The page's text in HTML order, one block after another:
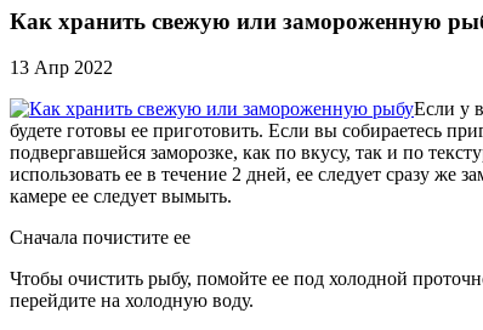
Как хранить свежую или замороженную
13 Апр 2022
Если у
будете готовы ее приготовить. Если вы собираетесь
подвергавшейся заморозке, как по вкусу, так и по
использовать ее в течение 2 дней, ее следует сразу
камере ее следует вымыть.
Сначала почистите ее
Чтобы очистить рыбу, помойте ее под холодной
перейдите на холодную воду.